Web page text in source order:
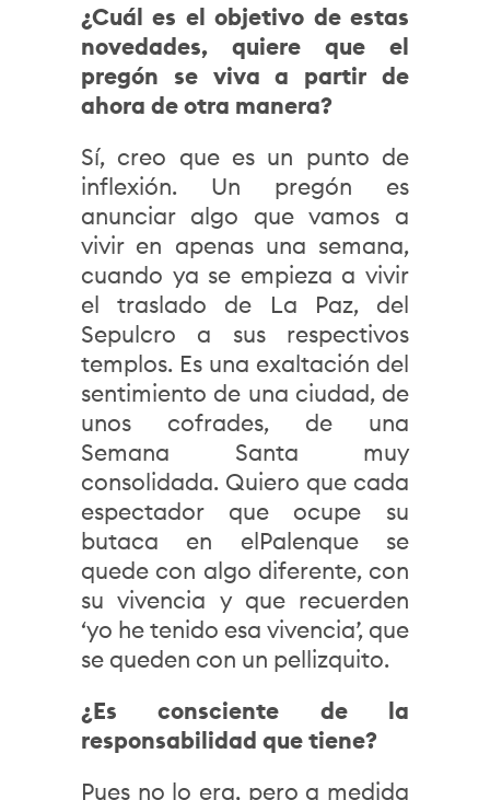
¿Cuál es el objetivo de estas
novedades, quiere que el
pregón se viva a partir de
ahora de otra manera?
Sí, creo que es un punto de
inflexión. Un pregón es
anunciar algo que vamos a
vivir en apenas una semana,
cuando ya se empieza a vivir
el traslado de La Paz, del
Sepulcro a sus respectivos
templos. Es una exaltación del
sentimiento de una ciudad, de
unos cofrades, de una
Semana Santa muy
consolidada. Quiero que cada
espectador que ocupe su
butaca en elPalenque se
quede con algo diferente, con
su vivencia y que recuerden
‘yo he tenido esa vivencia’, que
se queden con un pellizquito.
¿Es consciente de la
responsabilidad que tiene?
Pues no lo era, pero a medida